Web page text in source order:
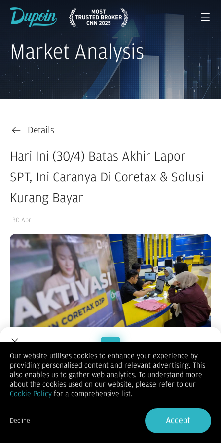
Market Analysis
Details
Hari Ini (30/4) Batas Akhir Lapor
SPT, Ini Caranya Di Coretax & Solusi
Kurang Bayar
30 Apr
KONTAN.CO.ID - Jakarta.Direktorat Jenderal Pajak (DJP)
Kementerian Keuangan menetapkan masa lapor Surat
Pemberitahuan (SPT) Tahunan Pajak Penghasilan (PPh) tahun
cara lapor SPT menggunakan Coretax agar tidak terkena
sanksi dan denda.
DJP Kemenkeu mencatat realisasi pelaporan baru mencapai
Welcome to Dupoin.
Trade with a Trusted Broker
Sign in
Our website utilises cookies to enhance your experience by
providing personalised content and relevant advertising. This
also enables us to gather web analytics. To understand more
about the cookies used on our website, please refer to our
Cookie Policy for a comprehensive list.
Decline Accept